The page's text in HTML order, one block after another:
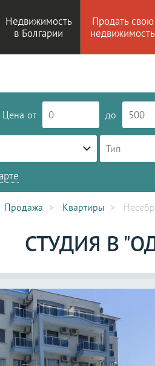
Недвижимость
в Болгарии
Продать свою
недвижимость
Цена от до
Тип
Продажа Квартиры Несебр
СТУДИЯ В